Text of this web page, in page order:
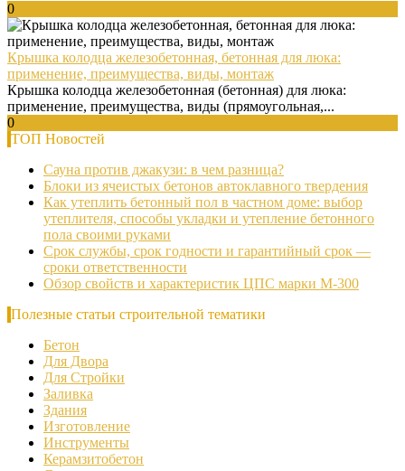
0
Крышка колодца железобетонная, бетонная для люка:
применение, преимущества, виды, монтаж
Крышка колодца железобетонная (бетонная) для люка:
применение, преимущества, виды (прямоугольная,...
0
ТОП Новостей
Сауна против джакузи: в чем разница?
Блоки из ячеистых бетонов автоклавного твердения
Как утеплить бетонный пол в частном доме: выбор
утеплителя, способы укладки и утепление бетонного
пола своими руками
Срок службы, срок годности и гарантийный срок —
сроки ответственности
Обзор свойств и характеристик ЦПС марки М-300
Полезные статьи строительной тематики
Бетон
Для Двора
Для Стройки
Заливка
Здания
Изготовление
Инструменты
Керамзитобетон